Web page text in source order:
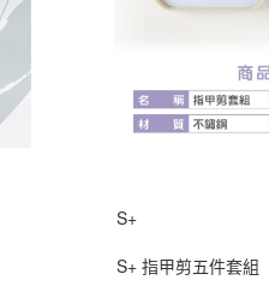
S+
S+ 指甲剪五件套組